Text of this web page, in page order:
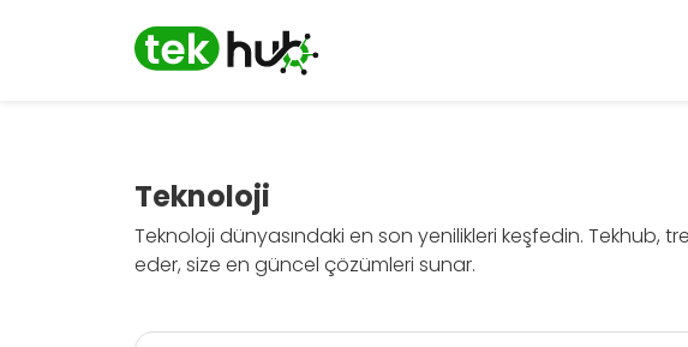
Teknoloji
Teknoloji dünyasındaki en son yenilikleri keşfedin. Tekhub,
eder, size en güncel çözümleri sunar.